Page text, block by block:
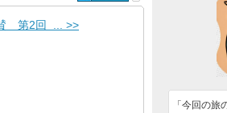
第2回 ... >>
「今回の